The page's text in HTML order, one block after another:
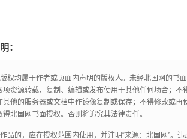
：
权均属于作者或页面内声明的版权人。未经北国网的书
项资源转载、复制、编辑或发布使用于其他任何场合；不
其他的服务器或文档中作镜像复制或保存；不得修改或再
北国网书面授权。否则将追究其法律责任。
品的，应在授权范围内使用，并注明“来源：北国网”。